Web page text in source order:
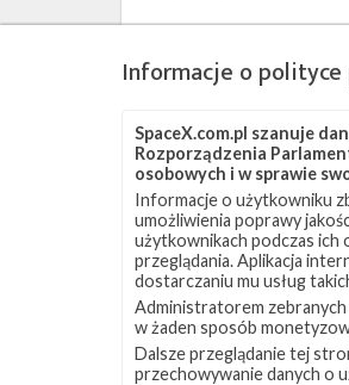
Przed misją księżycową
Starship w wersji
statkiem Orion, z
Starshipa w celu
udostępnionych przez
lądowaniu astronauci
powierzchnię Księżyca
Dzięki temu, że Starship
powrotu na Ziemię, nie
w osłony termiczne.
Informacje o
SpaceX.com.pl szanuje
Rozporządzenia
osobowych i w sprawie
Informacje o użytkowniku
umożliwienia poprawy
użytkownikach podczas ich
przeglądania. Aplikacja
dostarczaniu mu usług
Administratorem zebranych
w żaden sposób
Dalsze przeglądanie tej
przechowywanie danych o